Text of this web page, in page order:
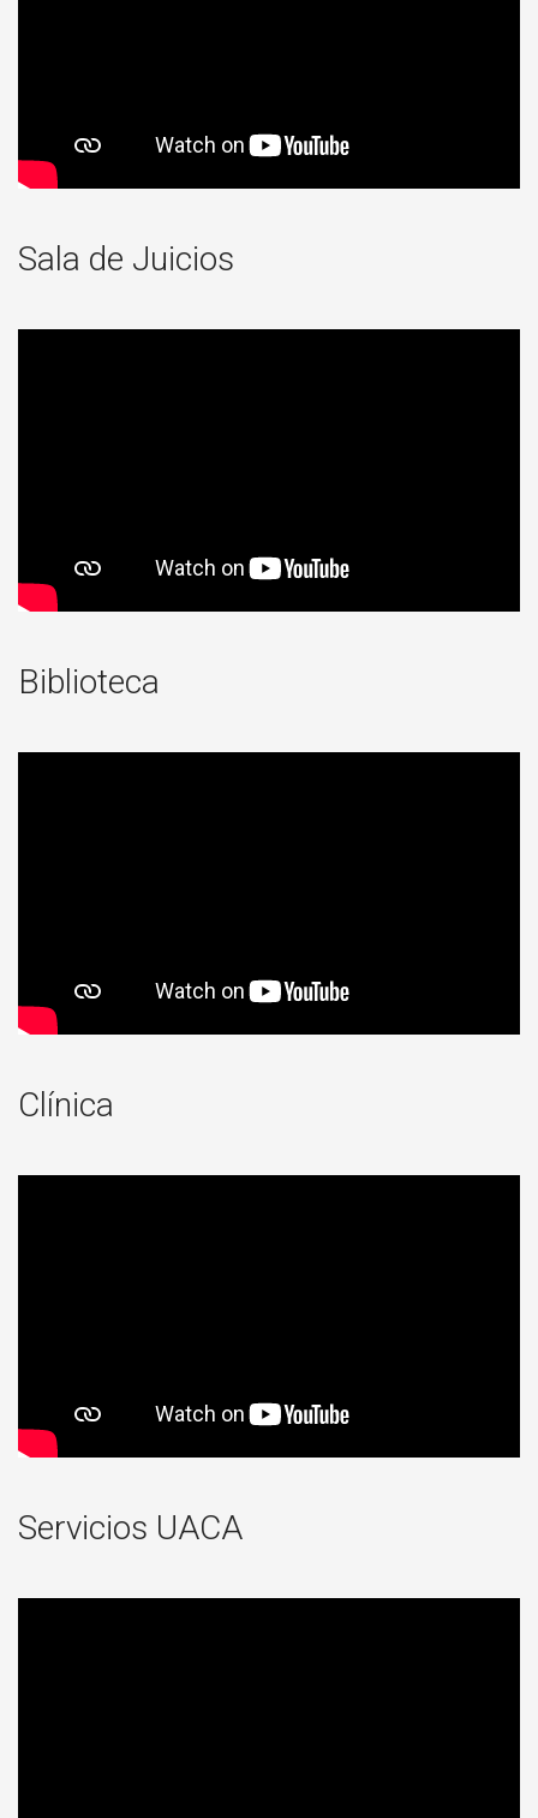
Sala de Juicios
Biblioteca
Clínica
Servicios UACA